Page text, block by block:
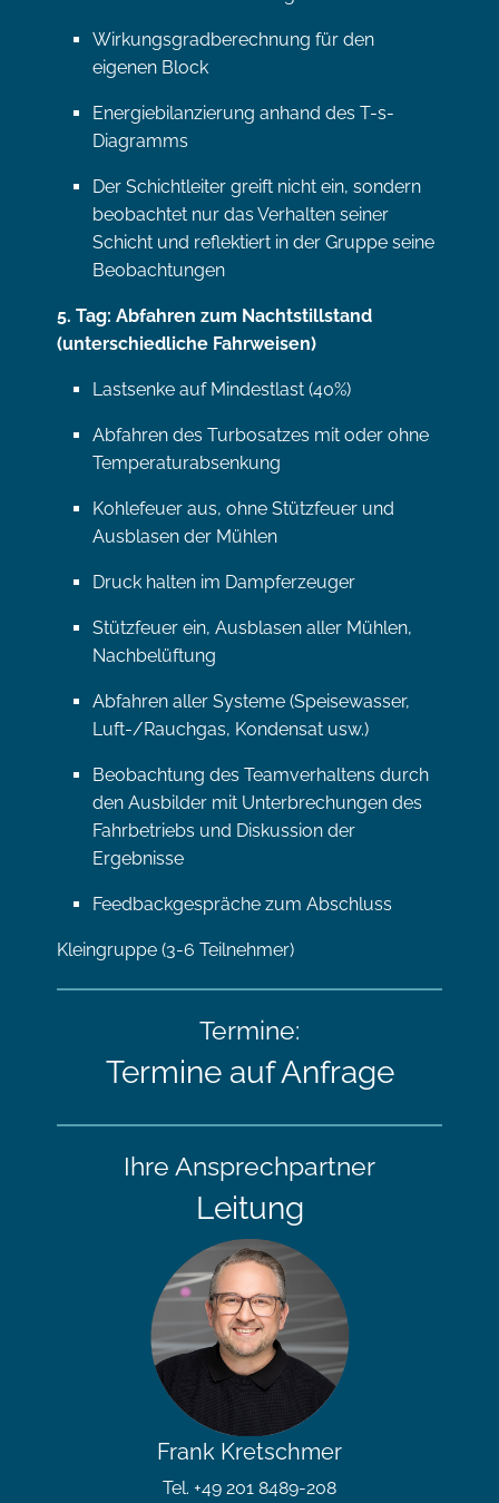
Wirkungsgradberechnung für den
eigenen Block
Energiebilanzierung anhand des T-s-
Diagramms
Der Schichtleiter greift nicht ein, sondern
beobachtet nur das Verhalten seiner
Schicht und reflektiert in der Gruppe seine
Beobachtungen
5. Tag: Abfahren zum Nachtstillstand
(unterschiedliche Fahrweisen)
Lastsenke auf Mindestlast (40%)
Abfahren des Turbosatzes mit oder ohne
Temperaturabsenkung
Kohlefeuer aus, ohne Stützfeuer und
Ausblasen der Mühlen
Druck halten im Dampferzeuger
Stützfeuer ein, Ausblasen aller Mühlen,
Nachbelüftung
Abfahren aller Systeme (Speisewasser,
Luft-/Rauchgas, Kondensat usw.)
Beobachtung des Teamverhaltens durch
den Ausbilder mit Unterbrechungen des
Fahrbetriebs und Diskussion der
Ergebnisse
Feedbackgespräche zum Abschluss
Kleingruppe (3-6 Teilnehmer)
Termine:
Termine auf Anfrage
Ihre Ansprechpartner
Leitung
Frank Kretschmer
Tel. +49 201 8489-208